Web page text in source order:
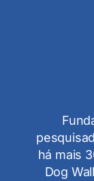
há mais
Dog